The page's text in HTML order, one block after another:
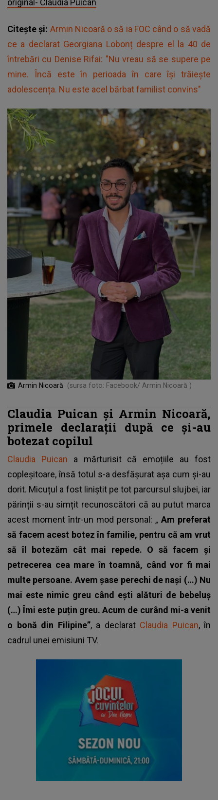
original- Claudia Puican
Citește și: Armin Nicoară o să ia FOC când o să vadă
ce a declarat Georgiana Lobonț despre el la 40 de
întrebări cu Denise Rifai: "Nu vreau să se supere pe
mine. Încă este în perioada în care își trăiește
adolescența. Nu este acel bărbat familist convins"
Armin Nicoară (sursa foto: Facebook/ Armin Nicoară )
Claudia Puican și Armin Nicoară,
primele declarații după ce și-au
botezat copilul
Claudia Puican a mărturisit că emoțiile au fost
copleșitoare, însă totul s-a desfășurat așa cum și-au
dorit. Micuțul a fost liniștit pe tot parcursul slujbei, iar
părinții s-au simțit recunoscători că au putut marca
acest moment într-un mod personal: „ Am preferat
să facem acest botez în familie, pentru că am vrut
să îl botezăm cât mai repede. O să facem și
petrecerea cea mare în toamnă, când vor fi mai
multe persoane. Avem șase perechi de nași (…) Nu
mai este nimic greu când ești alături de bebeluș
(…) Îmi este puțin greu. Acum de curând mi-a venit
o bonă din Filipine”, a declarat Claudia Puican, în
cadrul unei emisiuni TV.